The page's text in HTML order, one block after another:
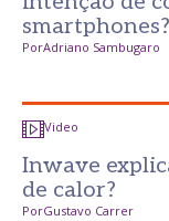
smartphones?
PorAdriano Sambugaro
Video
Inwave
de calor?
PorGustavo Carrer